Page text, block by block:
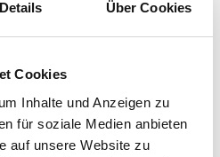
Details Über Cookies
Cookies
Inhalte und Anzeigen zu
für soziale Medien anbieten
auf unsere Website zu